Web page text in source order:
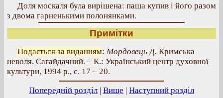
Доля москаля була вирішена: паша купив і його разом
з двома гарненькими полонянками.
Примітки
Подається за виданням: Мордовець Д. Кримська
неволя. Сагайдачний. – К.: Український центр духовної
культури, 1994 р., с. 17 – 20.
Попередній розділ | Вище | Наступний розділ